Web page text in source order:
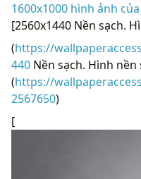
1600x1000 hình ảnh
[2560x1440 Nền sạch.
(https://
440 Nền sạch. Hình nền
(https://
2567650)
[